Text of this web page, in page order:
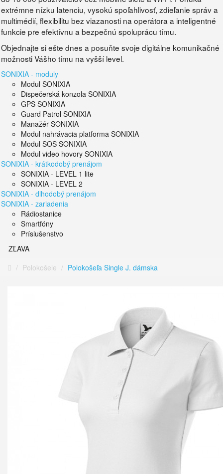
extrémne nízku latenciu, vysokú spoľahlivosť, zdieľanie správ a
multimédií, flexibilitu bez viazanosti na operátora a inteligentné
funkcie pre efektívnu a bezpečnú spoluprácu tímu.
Objednajte si ešte dnes a posuňte svoje digitálne komunikačné
možnosti Vášho tímu na vyšší level.
SONIXIA - moduly
Modul SONIXIA
Dispečerská konzola SONIXIA
GPS SONIXIA
Guard Patrol SONIXIA
Manažér SONIXIA
Modul nahrávacia platforma SONIXIA
Modul SOS SONIXIA
Modul video hovory SONIXIA
SONIXIA - krátkodobý prenájom
SONIXIA - LEVEL 1 lite
SONIXIA - LEVEL 2
SONIXIA - dlhodobý prenájom
SONIXIA - zariadenia
Rádiostanice
Smartfóny
Príslušenstvo
ZĽAVA
Polokošele
Polokošeľa Single J. dámska